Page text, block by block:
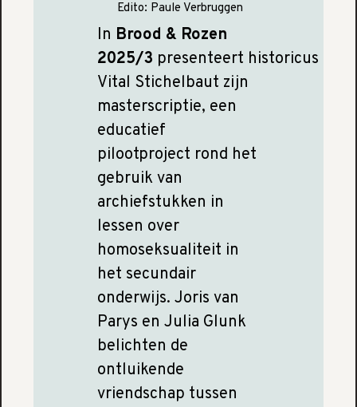
Edito: Paule Verbruggen
In Brood & Rozen
2025/3 presenteert historicus
Vital Stichelbaut zijn
masterscriptie, een
educatief
pilootproject rond het
gebruik van
archiefstukken in
lessen over
homoseksualiteit in
het secundair
onderwijs. Joris van
Parys en Julia Glunk
belichten de
ontluikende
vriendschap tussen